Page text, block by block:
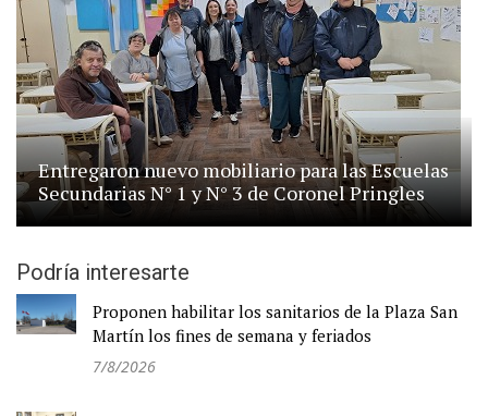
Entregaron nuevo mobiliario para las Escuelas
Secundarias N° 1 y N° 3 de Coronel Pringles
Podría interesarte
Proponen habilitar los sanitarios de la Plaza San
Martín los fines de semana y feriados
7/8/2026